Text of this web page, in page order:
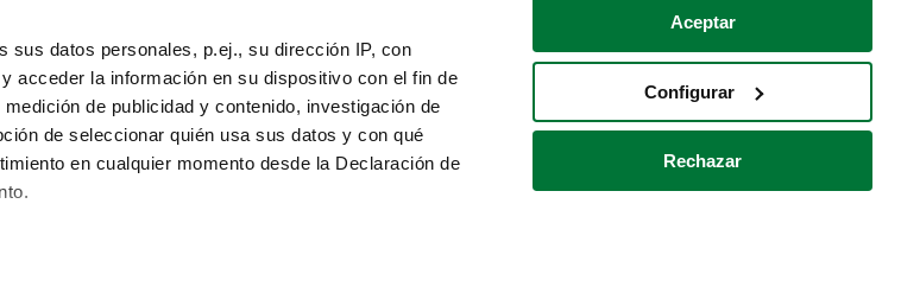
sus datos personales, p.ej., su dirección IP, con
acceder la información en su dispositivo con el fin de
de publicidad y contenido, investigación de
de seleccionar quién usa sus datos y con qué
en cualquier momento desde la Declaración de
Aceptar
Configurar
Rechazar